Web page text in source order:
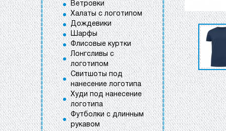
Ветровки
Халаты с логотипом
Дождевики
Шарфы
Флисовые куртки
Лонгсливы с
логотипом
Свитшоты под
нанесение логотипа
Худи под нанесение
логотипа
Футболки с длинным
рукавом